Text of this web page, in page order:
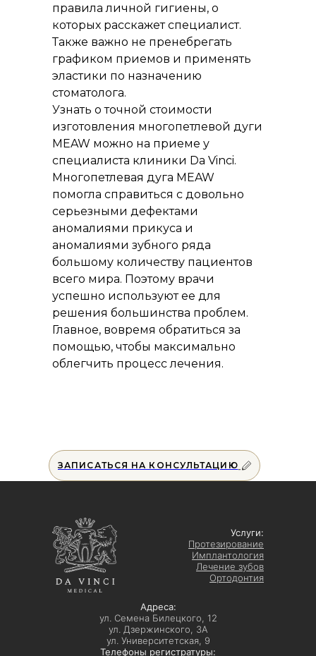
правила личной гигиены, о
которых расскажет специалист.
Также важно не пренебрегать
графиком приемов и применять
эластики по назначению
стоматолога.
Узнать о точной стоимости
изготовления многопетлевой дуги
MEAW можно на приеме у
специалиста клиники Da Vinci.
Многопетлевая дуга MEAW
помогла справиться с довольно
серьезными дефектами
аномалиями прикуса и
аномалиями зубного ряда
большому количеству пациентов
всего мира. Поэтому врачи
успешно используют ее для
решения большинства проблем.
Главное, вовремя обратиться за
помощью, чтобы максимально
облегчить процесс лечения.
ЗАПИСАТЬСЯ НА КОНСУЛЬТАЦИЮ
Услуги:
Протезирование
Имплантология
Лечение зубов
Ортодонтия
Адреса:
ул. Семена Билецкого, 12
ул. Дзержинского, 3А
ул. Университетская, 9
Телефоны регистратуры: